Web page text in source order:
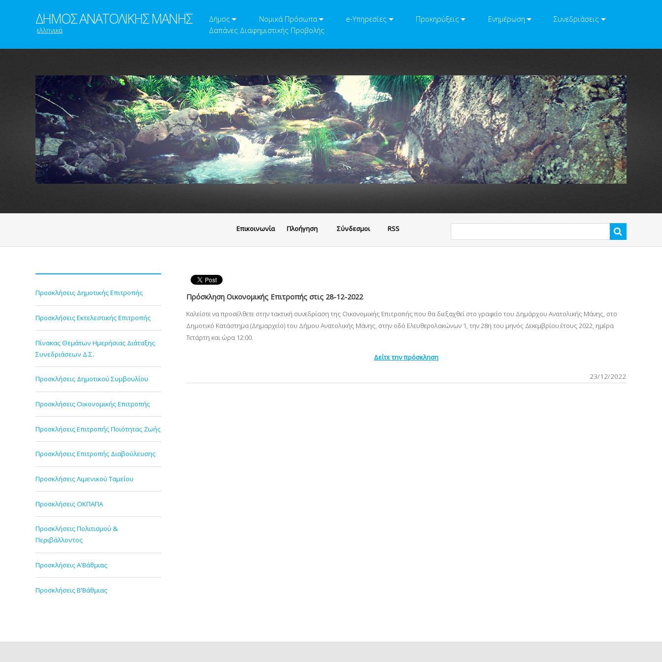
ΔΗΜΟΣ ΑΝΑΤΟΛΙΚΗΣ ΜΑΝΗΣ
ελληνικά
Δήμος Νομικά Πρόσωπα e-Υπηρεσίες Προκηρύξεις Ενημέρωση
Συνεδριάσεις
Δαπάνες Διαφημιστικής Προβολής
Eπικοινωνία Πλοήγηση Σύνδεσμοι RSS
Προσκλήσεις Δημοτικής Επιτροπής
Προσκλήσεις Εκτελεστικής Επιτροπής
Πίνακας Θεμάτων Ημερήσιας Διάταξης
Συνεδριάσεων Δ.Σ.
Προσκλήσεις Δημοτικού Συμβουλίου
Προσκλήσεις Οικονομικής Επιτροπής
Προσκλήσεις Επιτροπής Ποιότητας Ζωής
Προσκλήσεις Επιτροπής Διαβούλευσης
Προσκλήσεις Λιμενικού Ταμείου
Προσκλήσεις ΟΚΠΑΠΑ
Προσκλήσεις Πολιτισμού &
Περιβάλλοντος
Προσκλήσεις Α'Βάθμιας
Προσκλήσεις Β'Βάθμιας
Πρόσκληση Οικονομικής Επιτροπής στις 28-12-2022
Καλείστε να προσέλθετε στην τακτική συνεδρίαση της Οικονομικής Επιτροπής που θα διεξαχθεί στο γραφείο του Δημάρχου Ανατολικής Μάνης, στο
Δημοτικό Κατάστημα (Δημαρχείο) του Δήμου Ανατολικής Μάνης, στην οδό Ελευθερολακώνων 1, την 28η του μηνός Δεκεμβρίου έτους 2022, ημέρα
Τετάρτη και ώρα 12:00.
Δείτε την πρόσκληση
23/12/2022